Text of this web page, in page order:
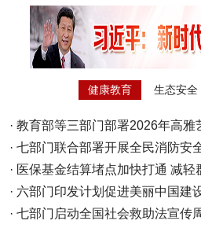
健康教育 生态安全
· 教育部等三部门部署2026年高雅
· 七部门联合部署开展全民消防安
· 医保基金结算堵点加快打通 减轻
· 六部门印发计划促进美丽中国建
· 七部门启动全国社会救助法宣传